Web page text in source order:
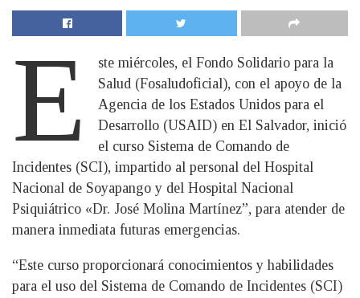
E
ste miércoles, el Fondo Solidario para la
Salud (Fosaludoficial), con el apoyo de la
Agencia de los Estados Unidos para el
Desarrollo (USAID) en El Salvador, inició
el curso Sistema de Comando de
Incidentes (SCI), impartido al personal del Hospital
Nacional de Soyapango y del Hospital Nacional
Psiquiátrico «Dr. José Molina Martínez”, para atender de
manera inmediata futuras emergencias.
“Este curso proporcionará conocimientos y habilidades
para el uso del Sistema de Comando de Incidentes (SCI)